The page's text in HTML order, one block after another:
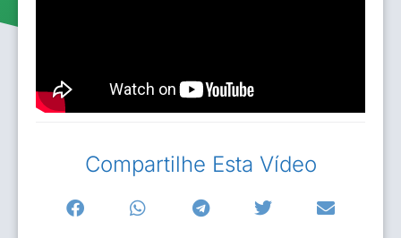
Compartilhe Esta Vídeo